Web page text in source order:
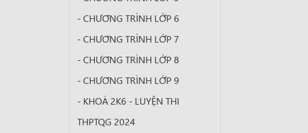
- CHƯƠNG TRÌNH LỚP 6
- CHƯƠNG TRÌNH LỚP 7
- CHƯƠNG TRÌNH LỚP 8
- CHƯƠNG TRÌNH LỚP 9
- KHOÁ 2K6 - LUYỆN THI
THPTQG 2024